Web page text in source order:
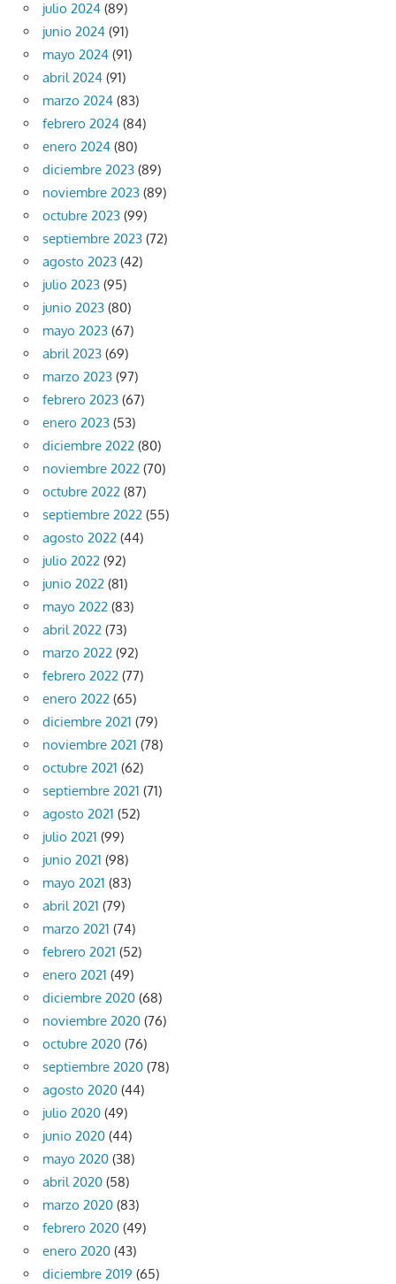
julio 2024 (89)
junio 2024 (91)
mayo 2024 (91)
abril 2024 (91)
marzo 2024 (83)
febrero 2024 (84)
enero 2024 (80)
diciembre 2023 (89)
noviembre 2023 (89)
octubre 2023 (99)
septiembre 2023 (72)
agosto 2023 (42)
julio 2023 (95)
junio 2023 (80)
mayo 2023 (67)
abril 2023 (69)
marzo 2023 (97)
febrero 2023 (67)
enero 2023 (53)
diciembre 2022 (80)
noviembre 2022 (70)
octubre 2022 (87)
septiembre 2022 (55)
agosto 2022 (44)
julio 2022 (92)
junio 2022 (81)
mayo 2022 (83)
abril 2022 (73)
marzo 2022 (92)
febrero 2022 (77)
enero 2022 (65)
diciembre 2021 (79)
noviembre 2021 (78)
octubre 2021 (62)
septiembre 2021 (71)
agosto 2021 (52)
julio 2021 (99)
junio 2021 (98)
mayo 2021 (83)
abril 2021 (79)
marzo 2021 (74)
febrero 2021 (52)
enero 2021 (49)
diciembre 2020 (68)
noviembre 2020 (76)
octubre 2020 (76)
septiembre 2020 (78)
agosto 2020 (44)
julio 2020 (49)
junio 2020 (44)
mayo 2020 (38)
abril 2020 (58)
marzo 2020 (83)
febrero 2020 (49)
enero 2020 (43)
diciembre 2019 (65)